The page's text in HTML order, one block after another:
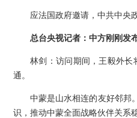
应法国政府邀请，中共中央
总台央视记者：中方刚刚发
林剑：访问期间，王毅外长
通。
中蒙是山水相连的友好邻邦
识，推动中蒙全面战略伙伴关系